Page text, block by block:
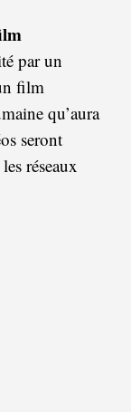
par un
film
qu’aura
seront
réseaux